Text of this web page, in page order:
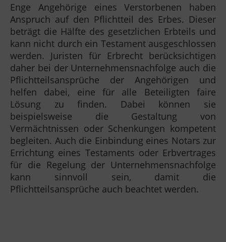
Enge Angehörige eines Verstorbenen haben
Anspruch auf den Pflichtteil des Erbes. Dieser
beträgt die Hälfte des gesetzlichen Erbteils und
kann nicht durch ein Testament ausgeschlossen
werden. Juristen für Erbrecht berücksichtigen
daher bei der Unternehmensnachfolge auch die
Pflichtteilsansprüche der Angehörigen und
helfen dabei, eine für alle Beteiligten faire
Lösung zu finden. Dabei können sie
beispielsweise die Gestaltung von
Vermächtnissen oder Schenkungen kompetent
begleiten. Auch die Einbindung eines Notars zur
Errichtung eines Testaments oder Erbvertrages
für die Regelung der Unternehmensnachfolge
kann sinnvoll sein, damit die
Pflichtteilsansprüche auch beachtet werden.